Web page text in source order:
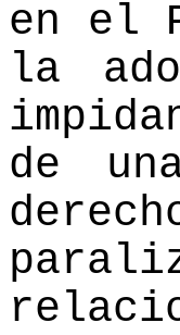
en el
la
de